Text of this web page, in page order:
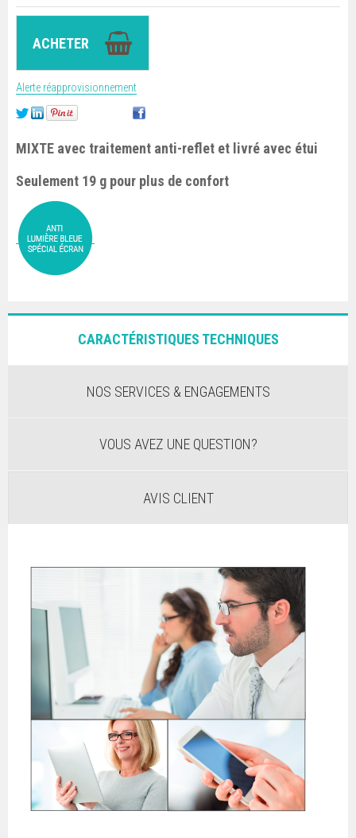
Alerte réapprovisionnement
MIXTE avec traitement anti-reflet et livré avec étui
Seulement 19 g pour plus de confort
CARACTÉRISTIQUES TECHNIQUES
NOS SERVICES & ENGAGEMENTS
VOUS AVEZ UNE QUESTION?
AVIS CLIENT